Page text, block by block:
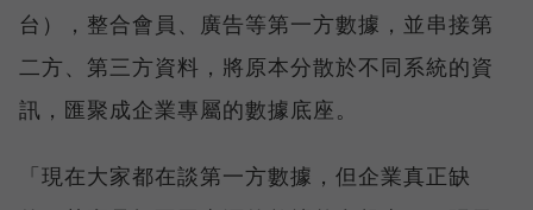
台），整合會員、廣告等第一方數據，並串接第
二方、第三方資料，將原本分散於不同系統的資
訊，匯聚成企業專屬的數據底座。
「現在大家都在談第一方數據，但企業真正缺